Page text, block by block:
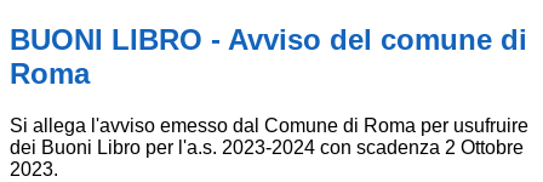
BUONI LIBRO - Avviso del comune di
Roma
Si allega l'avviso emesso dal Comune di Roma per usufruire
dei Buoni Libro per l'a.s. 2023-2024 con scadenza 2 Ottobre
2023.